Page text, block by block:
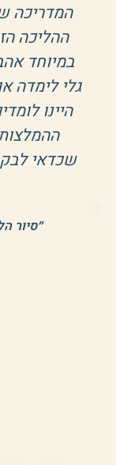
שלנו,
הזה היה
אהבנו את
לימדה אותנו
לומדים
ההמלצות שלה
לבקר בהם
תודה
״סיור הליכה